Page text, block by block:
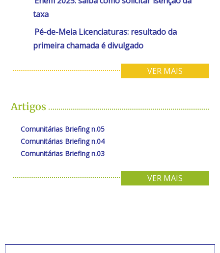
taxa
Pé-de-Meia Licenciaturas: resultado da
primeira chamada é divulgado
VER MAIS
Artigos
Comunitárias Briefing n.05
Comunitárias Briefing n.04
Comunitárias Briefing n.03
VER MAIS